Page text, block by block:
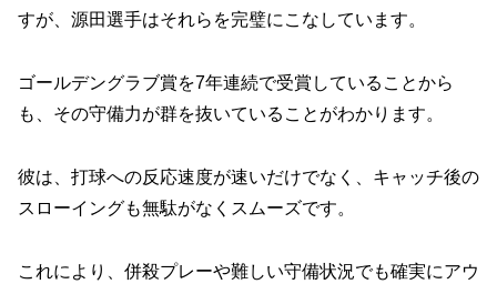
すが、源田選手はそれらを完璧にこなしています。
ゴールデングラブ賞を7年連続で受賞していることから
も、その守備力が群を抜いていることがわかります。
彼は、打球への反応速度が速いだけでなく、キャッチ後の
スローイングも無駄がなくスムーズです。
これにより、併殺プレーや難しい守備状況でも確実にアウ